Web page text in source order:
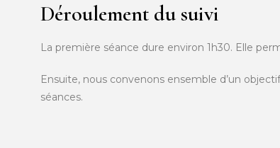
Déroulement du suivi
La première séance dure environ 1h30. Elle
Ensuite, nous convenons ensemble d’un
séances.